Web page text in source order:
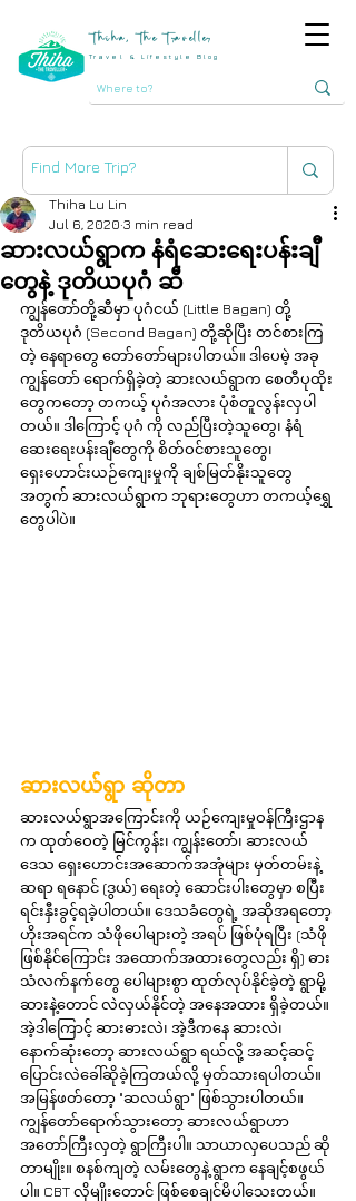
Thiha, The Traveller
Travel & Lifestyle Blog
ဆားလယ်ရွာက နံရံဆေးရေးပန်းချီ
တွေနဲ့ ဒုတိယပုဂံ ဆီ
Thiha Lu Lin
Jul 6, 2020 3 min read
ကျွန်တော်တို့ဆီမှာ ပုဂံငယ် (Little Bagan) တို့
ဒုတိယပုဂံ (Second Bagan) တို့ဆိုပြီး တင်စားကြ
တဲ့ နေရာတွေ တော်တော်များပါတယ်။ ဒါပေမဲ့ အခု
ကျွန်တော် ရောက်ရှိခဲ့တဲ့ ဆားလယ်ရွာက စေတီပုထိုး
တွေကတော့ တကယ့် ပုဂံအလား ပုံစံတူလွန်းလှပါ
တယ်။ ဒါကြောင့် ပုဂံ ကို လည်ပြီးတဲ့သူတွေ၊ နံရံ
ဆေးရေးပန်းချီတွေကို စိတ်ဝင်စားသူတွေ၊
ရှေးဟောင်းယဉ်ကျေးမှုကို ချစ်မြတ်နိုးသူတွေ
အတွက် ဆားလယ်ရွာက ဘုရားတွေဟာ တကယ့်ရွှေ
တွေပါပဲ။
ဆားလယ်ရွာ ဆိုတာ
ဆားလယ်ရွာအကြောင်းကို ယဉ်ကျေးမှုဝန်ကြီးဌာန
က ထုတ်ဝေတဲ့ မြင်ကွန်း၊ ကျွန်းတော်၊ ဆားလယ်
ဒေသ ရှေးဟောင်းအဆောက်အအုံများ မှတ်တမ်းနဲ့
ဆရာ ရနောင် (ဒွယ်) ရေးတဲ့ ဆောင်းပါးတွေမှာ စပြီး
ရင်းနှီးခွင့်ရခဲ့ပါတယ်။ ဒေသခံတွေရဲ့ အဆိုအရတော့
ဟိုးအရင်က သံဖိုပေါများတဲ့ အရပ် ဖြစ်ပုံရပြီး (သံဖို
ဖြစ်နိုင်ကြောင်း အထောက်အထားတွေလည်း ရှိ) ဓား
သံလက်နက်တွေ ပေါများစွာ ထုတ်လုပ်နိုင်ခဲ့တဲ့ ရွာမို့
ဆားနဲ့တောင် လဲလှယ်နိုင်တဲ့ အနေအထား ရှိခဲ့တယ်။
အဲ့ဒါကြောင့် ဆားဓားလဲ၊ အဲ့ဒီကနေ ဆားလဲ၊
နောက်ဆုံးတော့ ဆားလယ်ရွာ ရယ်လို့ အဆင့်ဆင့်
ပြောင်းလဲခေါ်ဆိုခဲ့ကြတယ်လို့ မှတ်သားရပါတယ်။
အမြန်ဖတ်တော့ "ဆလယ်ရွာ" ဖြစ်သွားပါတယ်။
ကျွန်တော်ရောက်သွားတော့ ဆားလယ်ရွာဟာ
အတော်ကြီးလှတဲ့ ရွာကြီးပါ။ သာယာလှပေသည် ဆို
တာမျိုး။ စနစ်ကျတဲ့ လမ်းတွေနဲ့ ရွာက နေချင့်စဖွယ်
ပါ။ CBT လိုမျိုးတောင် ဖြစ်စေချင်မိပါသေးတယ်။